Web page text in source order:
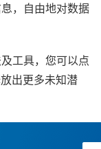
，自由地对数据
工具，您可以点
出更多未知潜